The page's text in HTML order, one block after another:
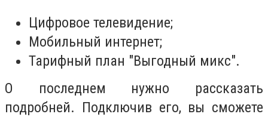
Цифровое телевидение;
Мобильный интернет;
Тарифный план "Выгодный микс".
О последнем нужно рассказать
подробней. Подключив его, вы сможете